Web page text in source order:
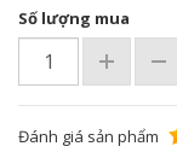
Số lượng mua
Đánh giá sản phẩm